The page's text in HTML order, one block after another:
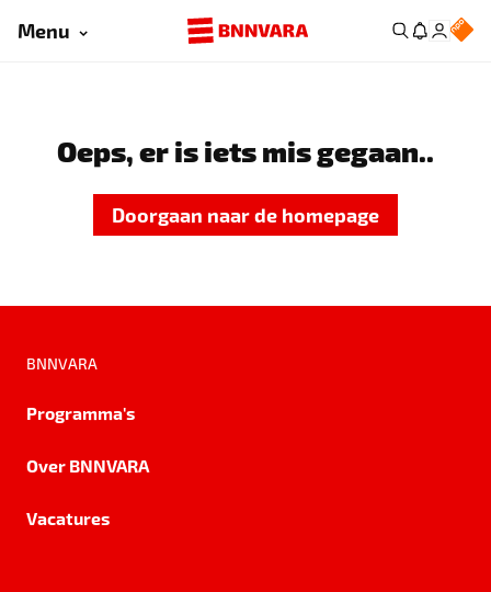
Menu
Oeps, er is iets mis gegaan..
Doorgaan naar de homepage
BNNVARA
Programma's
Over BNNVARA
Vacatures